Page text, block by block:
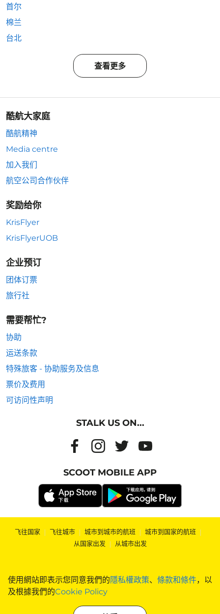
使用網站即表示您同意我們的隱私權政策、 條款和條件，以
及根據我們的Cookie Policy
首尔
棉兰
台北
查看更多
酷航大家庭
酷航精神
Media centre
加入我们
航空公司合作伙伴
奖励给你
KrisFlyer
KrisFlyerUOB
企业预订
团体订票
旅行社
需要帮忙?
协助
运送条款
特殊旅客 - 协助服务及信息
票价及费用
可访问性声明
STALK US ON...
SCOOT MOBILE APP
飞往国家 | 飞往城市 | 城市到城市的航班 | 城市到国家的航班 |
从国家出发 | 从城市出发